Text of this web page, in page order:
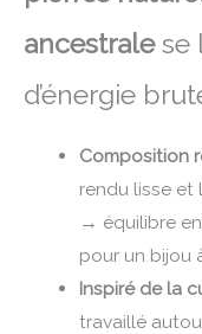
ancestralese
d’énergie
Composition
rendu lisse et
→ équilibre
pour un bijou
Inspiré de la
travaillé